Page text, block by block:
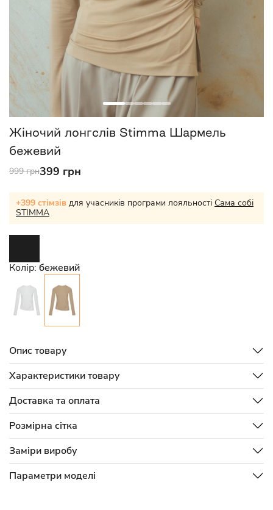
Жіночий лонгслів Stimma Шармель
бежевий
999 грн399 грн
+399 стімзів для учасників програми лояльності Сама собі
STIMMA
Колір: бежевий
Опис товару
Характеристики товару
Доставка та оплата
Розмірна сітка
Заміри виробу
Параметри моделі